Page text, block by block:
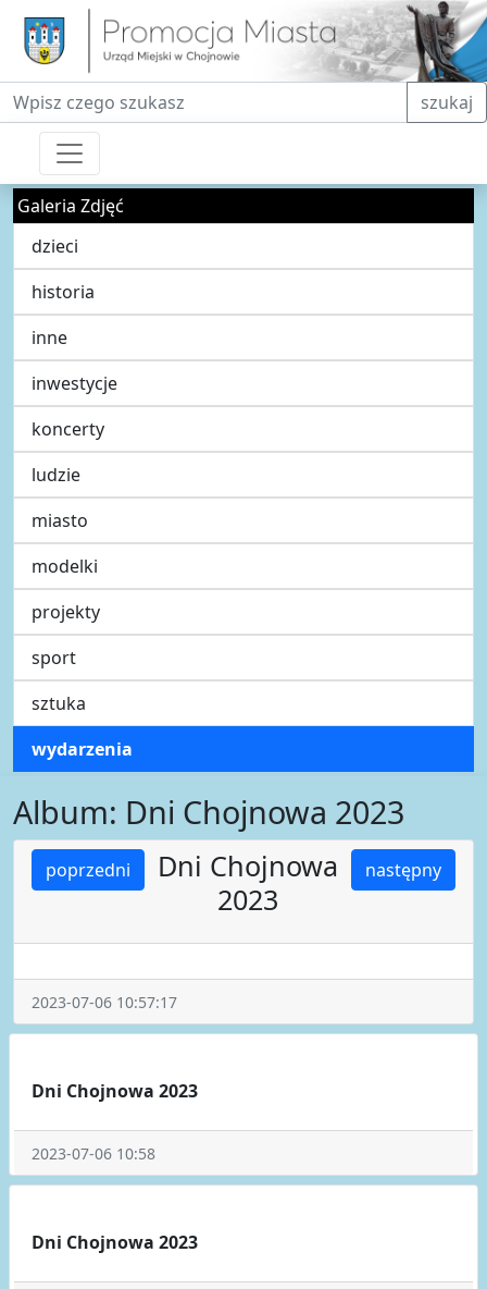
Fraza do wyszukiwania szukaj
Galeria Zdjęć
dzieci
historia
inne
inwestycje
koncerty
ludzie
miasto
modelki
projekty
sport
sztuka
wydarzenia
Album: Dni Chojnowa 2023
poprzedni następny
Dni Chojnowa
2023
2023-07-06 10:57:17
Dni Chojnowa 2023
2023-07-06 10:58
Dni Chojnowa 2023